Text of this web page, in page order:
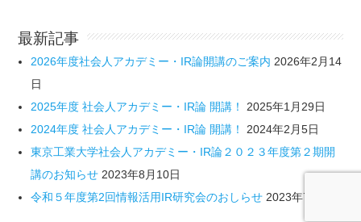
最新記事
2026年度社会人アカデミー・IR論開講のご案内 2026年2月14
日
2025年度 社会人アカデミー・IR論 開講！
2025年1月29日
2024年度 社会人アカデミー・IR論 開講！
2024年2月5日
東京工業大学社会人アカデミー・IR論２０２３年度第２期開
講のお知らせ 2023年8月10日
令和５年度第2回情報活用IR研究会のおしらせ 2023年7月6日